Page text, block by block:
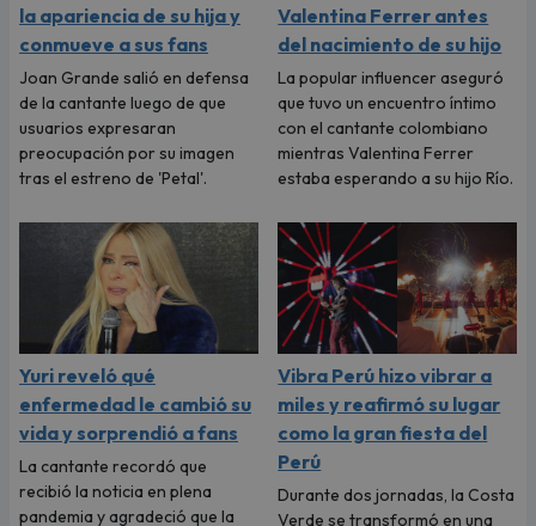
la apariencia de su hija y
conmueve a sus fans
Joan Grande salió en defensa
de la cantante luego de que
usuarios expresaran
preocupación por su imagen
tras el estreno de 'Petal'.
Valentina Ferrer antes
del nacimiento de su hijo
La popular influencer aseguró
que tuvo un encuentro íntimo
con el cantante colombiano
mientras Valentina Ferrer
estaba esperando a su hijo Río.
Yuri reveló qué
enfermedad le cambió su
vida y sorprendió a fans
La cantante recordó que
recibió la noticia en plena
pandemia y agradeció que la
Vibra Perú hizo vibrar a
miles y reafirmó su lugar
como la gran fiesta del
Perú
Durante dos jornadas, la Costa
Verde se transformó en una